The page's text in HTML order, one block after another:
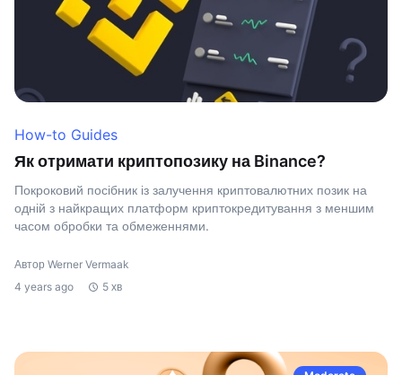
How-to Guides
Як отримати криптопозику на Binance?
Покроковий посібник із залучення криптовалютних позик на
одній з найкращих платформ криптокредитування з меншим
часом обробки та обмеженнями.
Автор Werner Vermaak
4 years ago
5 хв